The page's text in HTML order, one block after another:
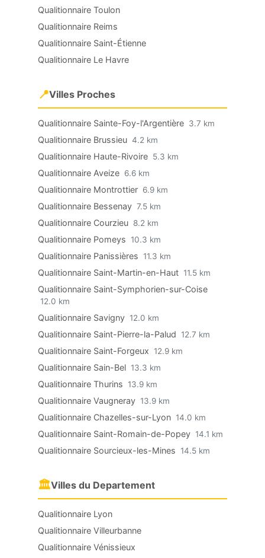
Qualitionnaire Toulon
Qualitionnaire Reims
Qualitionnaire Saint-Étienne
Qualitionnaire Le Havre
📍Villes Proches
Qualitionnaire Sainte-Foy-l'Argentière 3.7 km
Qualitionnaire Brussieu 4.2 km
Qualitionnaire Haute-Rivoire 5.3 km
Qualitionnaire Aveize 6.6 km
Qualitionnaire Montrottier 6.9 km
Qualitionnaire Bessenay 7.5 km
Qualitionnaire Courzieu 8.2 km
Qualitionnaire Pomeys 10.3 km
Qualitionnaire Panissières 11.3 km
Qualitionnaire Saint-Martin-en-Haut 11.5 km
Qualitionnaire Saint-Symphorien-sur-Coise
12.0 km
Qualitionnaire Savigny 12.0 km
Qualitionnaire Saint-Pierre-la-Palud 12.7 km
Qualitionnaire Saint-Forgeux 12.9 km
Qualitionnaire Sain-Bel 13.3 km
Qualitionnaire Thurins 13.9 km
Qualitionnaire Vaugneray 13.9 km
Qualitionnaire Chazelles-sur-Lyon 14.0 km
Qualitionnaire Saint-Romain-de-Popey 14.1 km
Qualitionnaire Sourcieux-les-Mines 14.5 km
🏛Villes du Departement
Qualitionnaire Lyon
Qualitionnaire Villeurbanne
Qualitionnaire Vénissieux